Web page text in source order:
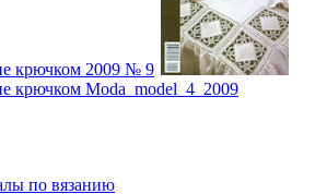
крючком 2009 № 9
крючком Moda_model_4_2009
по вязанию